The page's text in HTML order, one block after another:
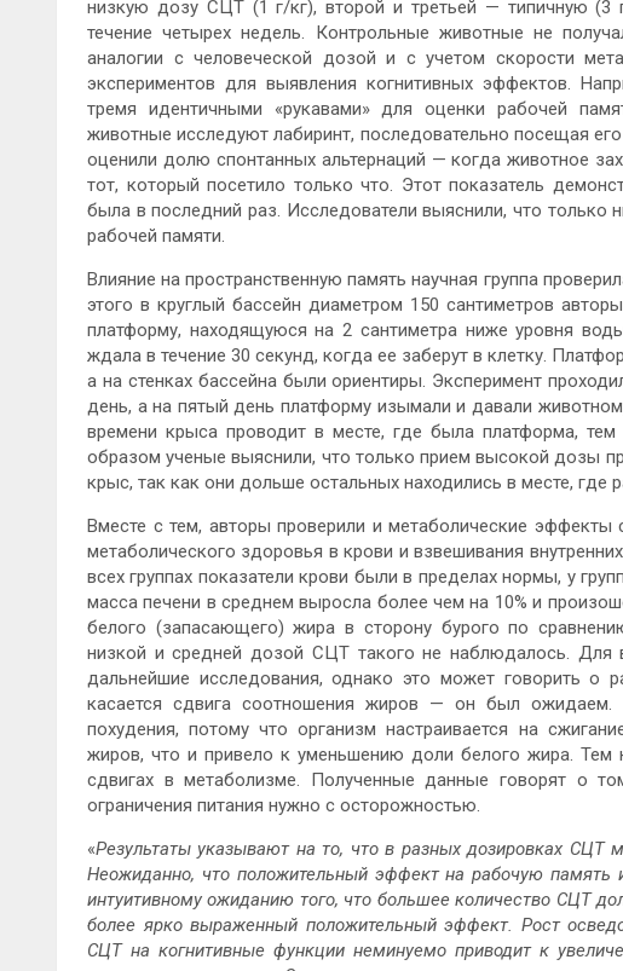
низкую дозу СЦТ (1 г/кг), второй и третьей — типичную (3
течение четырех недель. Контрольные животные не
аналогии с человеческой дозой и с учетом скорости
экспериментов для выявления когнитивных эффектов.
тремя идентичными «рукавами» для оценки рабочей
животные исследуют лабиринт, последовательно посещая
оценили долю спонтанных альтернаций — когда животное
тот, который посетило только что. Этот показатель
была в последний раз. Исследователи выяснили, что
рабочей памяти.
Влияние на пространственную память научная группа
этого в круглый бассейн диаметром 150 сантиметров
платформу, находящуюся на 2 сантиметра ниже уровня
ждала в течение 30 секунд, когда ее заберут в клетку.
а на стенках бассейна были ориентиры. Эксперимент
день, а на пятый день платформу изымали и давали
времени крыса проводит в месте, где была платформа, тем
образом ученые выяснили, что только прием высокой дозы
крыс, так как они дольше остальных находились в месте, где
Вместе с тем, авторы проверили и метаболические
метаболического здоровья в крови и взвешивания
всех группах показатели крови были в пределах нормы, у
масса печени в среднем выросла более чем на 10% и
белого (запасающего) жира в сторону бурого по
низкой и средней дозой СЦТ такого не наблюдалось. Для
дальнейшие исследования, однако это может говорить о
касается сдвига соотношения жиров — он был ожидаем.
похудения, потому что организм настраивается на
жиров, что и привело к уменьшению доли белого жира. Тем
сдвигах в метаболизме. Полученные данные говорят о
ограничения питания нужно с осторожностью.
«Результаты указывают на то, что в разных дозировках СЦТ
Неожиданно, что положительный эффект на рабочую память
интуитивному ожиданию того, что большее количество СЦТ
более ярко выраженный положительный эффект. Рост
СЦТ на когнитивные функции неминуемо приводит к